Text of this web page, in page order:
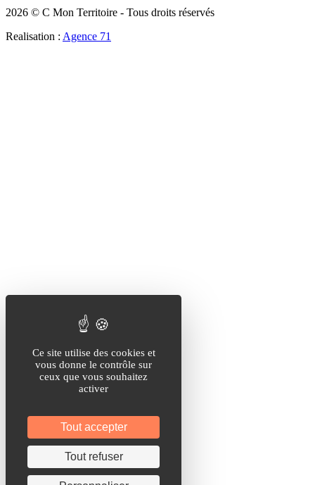
2026 © C Mon Territoire - Tous droits réservés
Realisation : Agence 71
Ce site utilise des cookies et
vous donne le contrôle sur
ceux que vous souhaitez
activer
Tout accepter
Tout refuser